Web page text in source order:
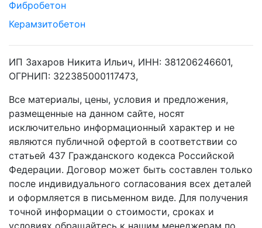
Фибробетон
Керамзитобетон
ИП Захаров Никита Ильич, ИНН: 381206246601,
ОГРНИП: 322385000117473,
Все материалы, цены, условия и предложения,
размещенные на данном сайте, носят
исключительно информационный характер и не
являются публичной офертой в соответствии со
статьей 437 Гражданского кодекса Российской
Федерации. Договор может быть составлен только
после индивидуального согласования всех деталей
и оформляется в письменном виде. Для получения
точной информации о стоимости, сроках и
условиях обращайтесь к нашим менеджерам по